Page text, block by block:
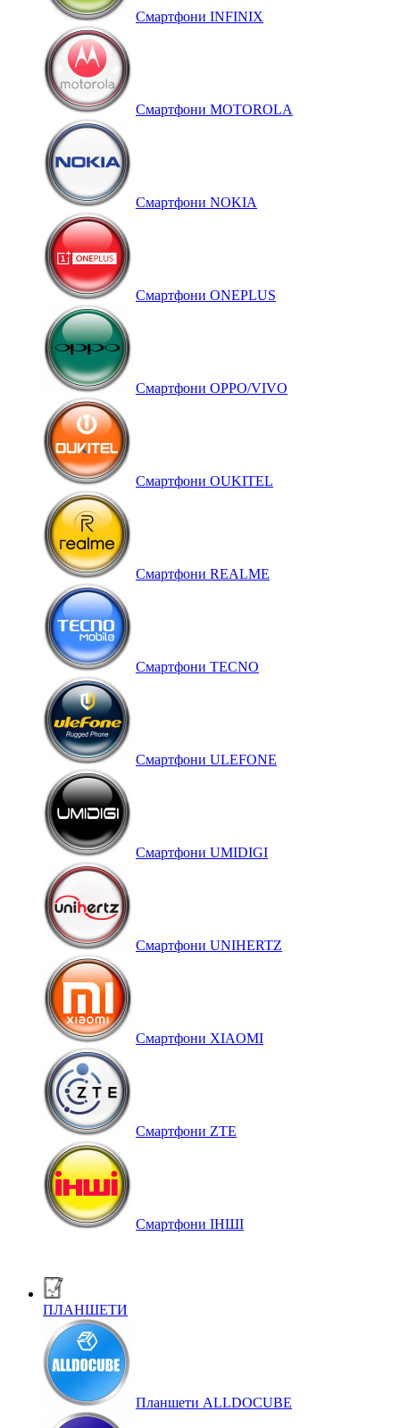
Смартфони INFINIX
Смартфони MOTOROLA
Смартфони NOKIA
Смартфони ONEPLUS
Смартфони OPPO/VIVO
Смартфони OUKITEL
Смартфони REALME
Смартфони TECNO
Смартфони ULEFONE
Смартфони UMIDIGI
Смартфони UNIHERTZ
Смартфони XIAOMI
Смартфони ZTE
Смартфони ІНШІ
ПЛАНШЕТИ
Планшети ALLDOCUBE